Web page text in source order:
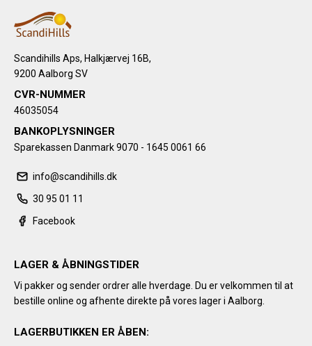
Scandihills Aps, Halkjærvej 16B,
9200 Aalborg SV
CVR-NUMMER
46035054
BANKOPLYSNINGER
Sparekassen Danmark 9070 - 1645 0061 66
info@scandihills.dk
30 95 01 11
Facebook
LAGER & ÅBNINGSTIDER
Vi pakker og sender ordrer alle hverdage. Du er velkommen til at
bestille online og afhente direkte på vores lager i Aalborg.
LAGERBUTIKKEN ER ÅBEN: